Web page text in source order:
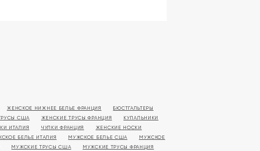
ЖЕНСКОЕ НИЖНЕЕ БЕЛЬЕ ФРАНЦИЯ
БЮСТГАЛЬТЕРЫ
США ЖЕНСКИЕ ТРУСЫ ФРАНЦИЯ
КУПАЛЬНИКИ
ИТАЛИЯ ЧУЛКИ ФРАНЦИЯ
ЖЕНСКИЕ НОСКИ
БЕЛЬЕ ИТАЛИЯ МУЖСКОЕ БЕЛЬЕ США
МУЖСКОЕ
МУЖСКИЕ ТРУСЫ США МУЖСКИЕ ТРУСЫ ФРАНЦИЯ